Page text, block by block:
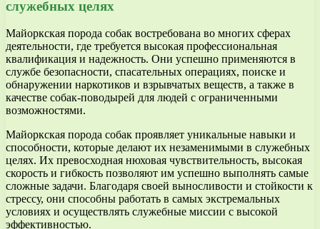
служебных целях
Майоркская порода собак востребована во многих сферах
деятельности, где требуется высокая профессиональная
квалификация и надежность. Они успешно применяются в
службе безопасности, спасательных операциях, поиске и
обнаружении наркотиков и взрывчатых веществ, а также в
качестве собак-поводырей для людей с ограниченными
возможностями.
Майоркская порода собак проявляет уникальные навыки и
способности, которые делают их незаменимыми в служебных
целях. Их превосходная нюховая чувствительность, высокая
скорость и гибкость позволяют им успешно выполнять самые
сложные задачи. Благодаря своей выносливости и стойкости к
стрессу, они способны работать в самых экстремальных
условиях и осуществлять служебные миссии с высокой
эффективностью.